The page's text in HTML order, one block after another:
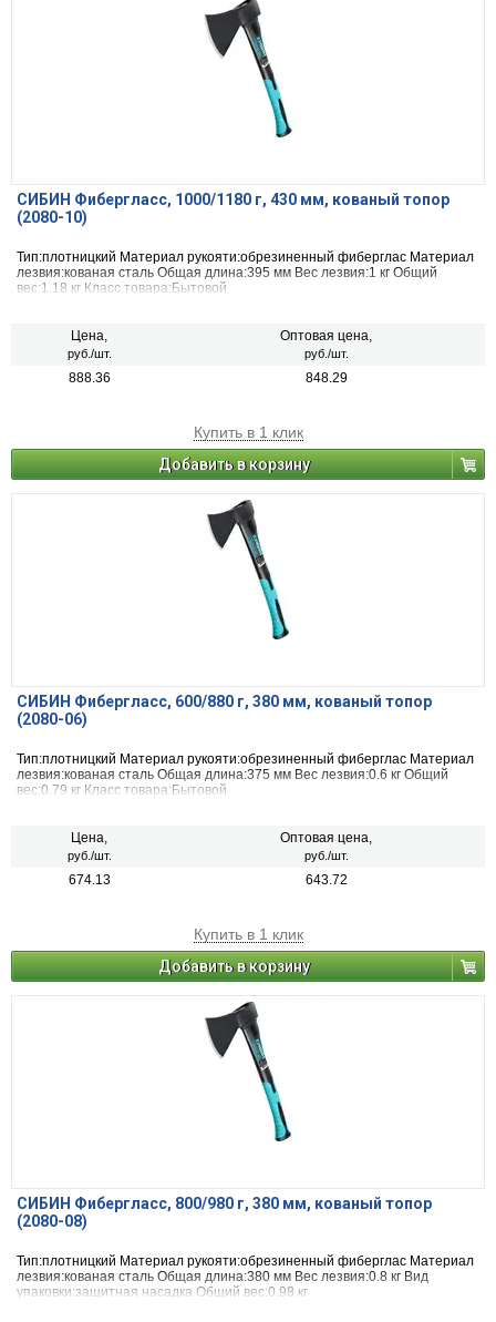
СИБИН Фибергласс, 1000/1180 г, 430 мм, кованый топор
(2080-10)
Тип:плотницкий Материал рукояти:обрезиненный фиберглас Материал
лезвия:кованая сталь Общая длина:395 мм Вес лезвия:1 кг Общий
вес:1.18 кг Класс товара:Бытовой
Цена,
руб./шт.
Оптовая цена,
руб./шт.
888.36 848.29
Купить в 1 клик
Добавить в корзину
СИБИН Фибергласс, 600/880 г, 380 мм, кованый топор
(2080-06)
Тип:плотницкий Материал рукояти:обрезиненный фиберглас Материал
лезвия:кованая сталь Общая длина:375 мм Вес лезвия:0.6 кг Общий
вес:0.79 кг Класс товара:Бытовой
Цена,
руб./шт.
Оптовая цена,
руб./шт.
674.13 643.72
Купить в 1 клик
Добавить в корзину
СИБИН Фибергласс, 800/980 г, 380 мм, кованый топор
(2080-08)
Тип:плотницкий Материал рукояти:обрезиненный фиберглас Материал
лезвия:кованая сталь Общая длина:380 мм Вес лезвия:0.8 кг Вид
упаковки:защитная насадка Общий вес:0.98 кг